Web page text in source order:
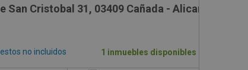
, 47
San Cristobal 31, 03409 Cañada - Alicante
no incluidos 1 inmuebles disponibles